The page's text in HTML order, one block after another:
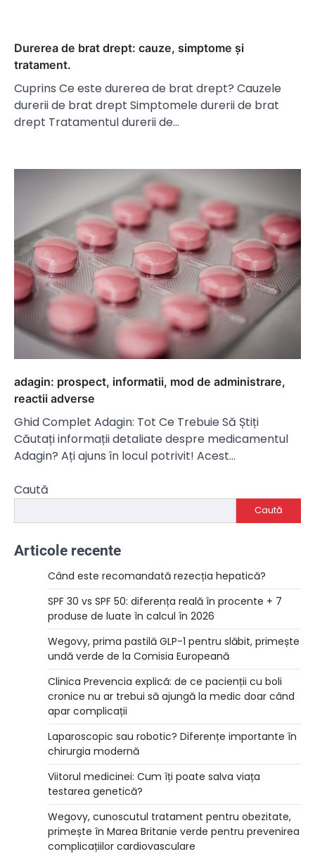
Durerea de brat drept: cauze, simptome și
tratament.
Cuprins Ce este durerea de brat drept? Cauzele
durerii de brat drept Simptomele durerii de brat
drept Tratamentul durerii de…
adagin: prospect, informatii, mod de administrare,
reactii adverse
Ghid Complet Adagin: Tot Ce Trebuie Să Știți
Căutați informații detaliate despre medicamentul
Adagin? Ați ajuns în locul potrivit! Acest…
Caută
Caută
Articole recente
Când este recomandată rezecția hepatică?
SPF 30 vs SPF 50: diferența reală în procente + 7
produse de luate în calcul în 2026
Wegovy, prima pastilă GLP-1 pentru slăbit, primește
undă verde de la Comisia Europeană
Clinica Prevencia explică: de ce pacienții cu boli
cronice nu ar trebui să ajungă la medic doar când
apar complicații
Laparoscopic sau robotic? Diferențe importante în
chirurgia modernă
Viitorul medicinei: Cum îți poate salva viața
testarea genetică?
Wegovy, cunoscutul tratament pentru obezitate,
primește în Marea Britanie verde pentru prevenirea
complicațiilor cardiovasculare